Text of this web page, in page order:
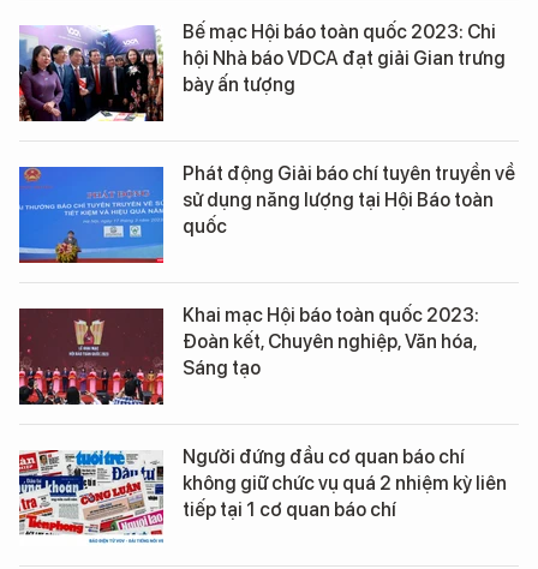
Bế mạc Hội báo toàn quốc 2023: Chi
hội Nhà báo VDCA đạt giải Gian trưng
bày ấn tượng
Phát động Giải báo chí tuyên truyền về
sử dụng năng lượng tại Hội Báo toàn
quốc
Khai mạc Hội báo toàn quốc 2023:
Đoàn kết, Chuyên nghiệp, Văn hóa,
Sáng tạo
Người đứng đầu cơ quan báo chí
không giữ chức vụ quá 2 nhiệm kỳ liên
tiếp tại 1 cơ quan báo chí